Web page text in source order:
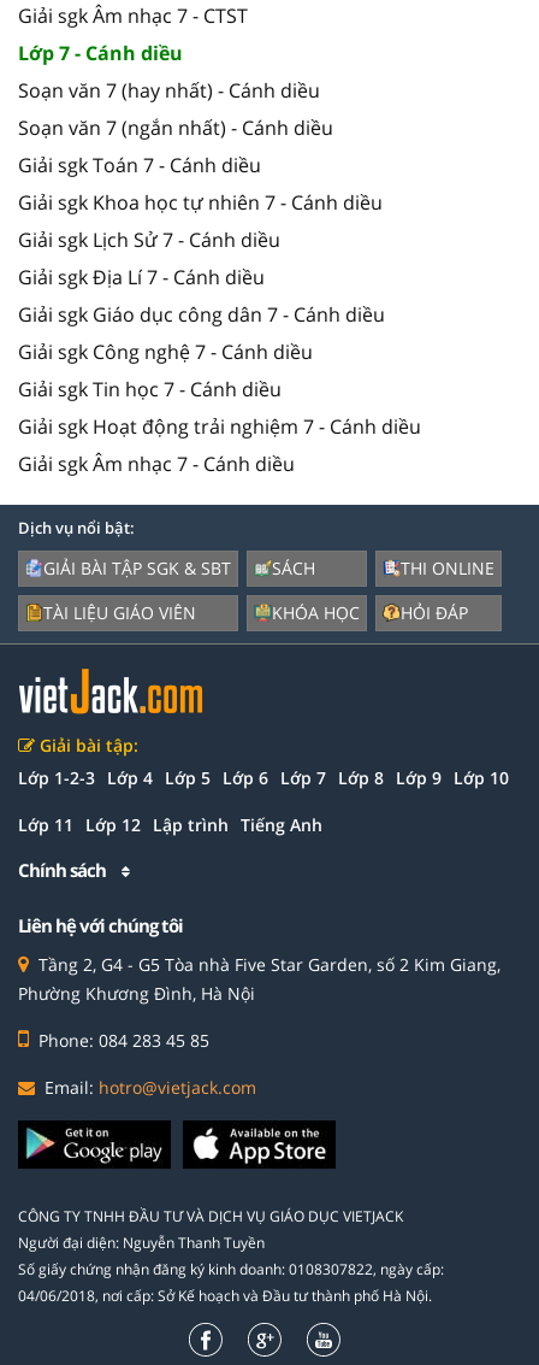
Giải sgk Âm nhạc 7 - CTST
Lớp 7 - Cánh diều
Soạn văn 7 (hay nhất) - Cánh diều
Soạn văn 7 (ngắn nhất) - Cánh diều
Giải sgk Toán 7 - Cánh diều
Giải sgk Khoa học tự nhiên 7 - Cánh diều
Giải sgk Lịch Sử 7 - Cánh diều
Giải sgk Địa Lí 7 - Cánh diều
Giải sgk Giáo dục công dân 7 - Cánh diều
Giải sgk Công nghệ 7 - Cánh diều
Giải sgk Tin học 7 - Cánh diều
Giải sgk Hoạt động trải nghiệm 7 - Cánh diều
Giải sgk Âm nhạc 7 - Cánh diều
Dịch vụ nổi bật:
GIẢI BÀI TẬP SGK & SBT
TÀI LIỆU GIÁO VIÊN
SÁCH
KHÓA HỌC
THI ONLINE
HỎI ĐÁP
Giải bài tập:
Lớp 1-2-3 Lớp 4 Lớp 5 Lớp 6 Lớp 7 Lớp 8 Lớp 9 Lớp 10
Lớp 11 Lớp 12 Lập trình Tiếng Anh
Chính sách
Liên hệ với chúng tôi
Tầng 2, G4 - G5 Tòa nhà Five Star Garden, số 2 Kim Giang,
Phường Khương Đình, Hà Nội
Phone: 084 283 45 85
Email: hotro@vietjack.com
CÔNG TY TNHH ĐẦU TƯ VÀ DỊCH VỤ GIÁO DỤC VIETJACK
Người đại diện: Nguyễn Thanh Tuyền
Số giấy chứng nhận đăng ký kinh doanh: 0108307822, ngày cấp:
04/06/2018, nơi cấp: Sở Kế hoạch và Đầu tư thành phố Hà Nội.